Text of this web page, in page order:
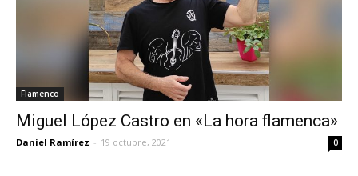
Flamenco
Miguel López Castro en «La hora flamenca»
Daniel Ramírez - 19 octubre, 2021 0